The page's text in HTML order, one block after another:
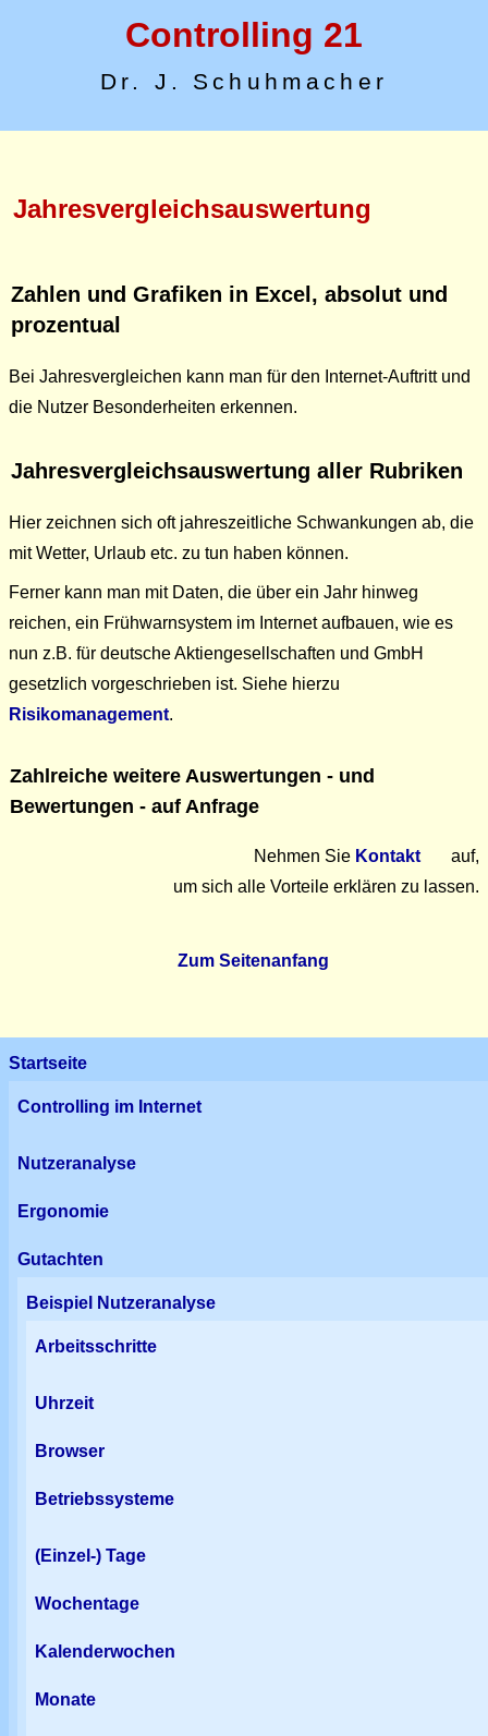
Controlling 21
Dr. J. Schuhmacher
Jahresvergleichs­auswertung
Zahlen und Grafiken in Excel, absolut und
prozentual
Bei Jahresvergleichen kann man für den Internet-Auftritt und
die Nutzer Besonderheiten erkennen.
Jahresvergleichs­auswertung aller Rubriken
Hier zeichnen sich oft jahreszeitliche Schwankungen ab, die
mit Wetter, Urlaub etc. zu tun haben können.
Ferner kann man mit Daten, die über ein Jahr hinweg
reichen, ein Frühwarnsystem im Internet aufbauen, wie es
nun z.B. für deutsche Aktiengesellschaften und GmbH
gesetzlich vorgeschrieben ist. Siehe hierzu
Risikomanagement.
Zahlreiche weitere Auswertungen - und
Bewertungen - auf Anfrage
Nehmen Sie Kontakt
auf,
um sich alle Vorteile erklären zu lassen.
Zum Seitenanfang
Startseite
Controlling im Internet
Nutzeranalyse
Ergonomie
Gutachten
Beispiel Nutzeranalyse
Arbeitsschritte
Uhrzeit
Browser
Betriebssysteme
(Einzel-) Tage
Wochentage
Kalenderwochen
Monate